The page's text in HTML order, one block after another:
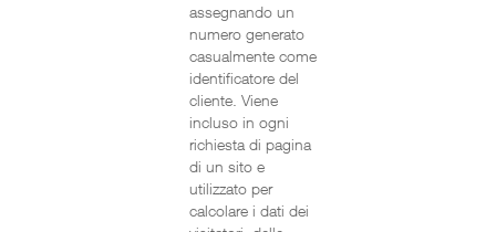
assegnando un
numero generato
casualmente come
identificatore del
cliente. Viene
incluso in ogni
richiesta di pagina
di un sito e
utilizzato per
calcolare i dati dei